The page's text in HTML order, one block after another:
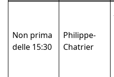
Non prima
delle 15:30
Philippe-
Chatrier